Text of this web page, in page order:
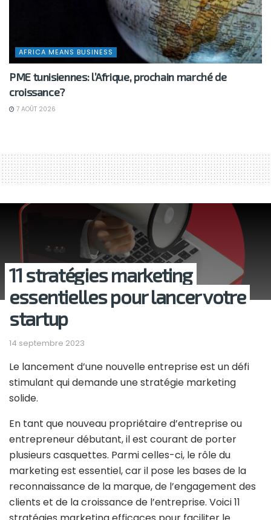
AFRICA MEANS BUSINESS
PME tunisiennes: l’Afrique, prochain marché de
croissance?
7 AOÛT 2026
11 stratégies marketing
essentielles pour lancer votre
startup
14 septembre 2023
Le lancement d’une nouvelle entreprise est un défi
stimulant qui demande une stratégie marketing
solide.
En tant que nouveau propriétaire d’entreprise ou
entrepreneur débutant, il est courant de porter
plusieurs casquettes. Parmi celles-ci, le rôle du
marketing est essentiel, car il pose les bases de la
reconnaissance de la marque, de l’engagement des
clients et de la croissance de l’entreprise. Voici 11